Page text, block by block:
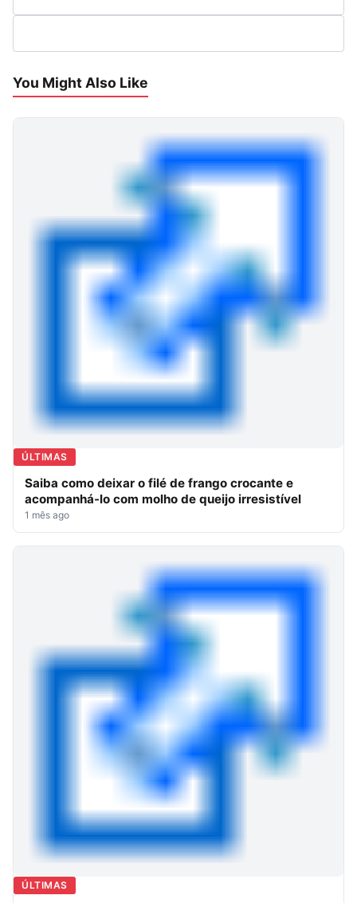
You Might Also Like
ÚLTIMAS
Saiba como deixar o filé de frango crocante e
acompanhá-lo com molho de queijo irresistível
1 mês ago
ÚLTIMAS